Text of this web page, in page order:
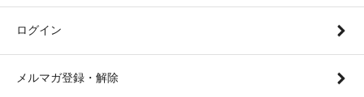
ログイン
メルマガ登録・解除